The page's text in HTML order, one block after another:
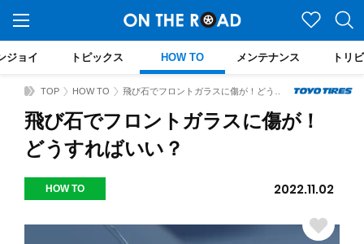
ジョイ トピックス HOW TO メンテナンス トリ
TOP HOW TO
飛び石でフロントガラスに傷が！
どうすればいい？
HOW TO 2022.11.02